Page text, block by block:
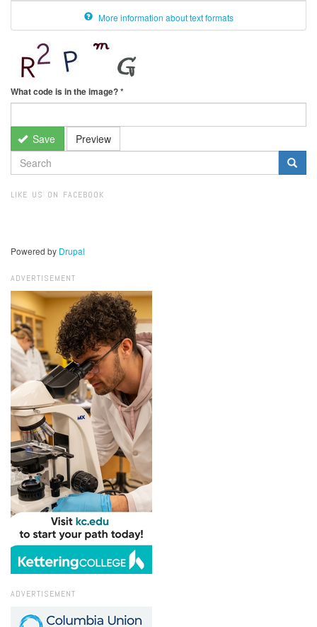
More information about text formats
What code is in the image?*
Save Preview
SEARCH
FORM
LIKE US ON FACEBOOK
Powered by Drupal
ADVERTISEMENT
ADVERTISEMENT